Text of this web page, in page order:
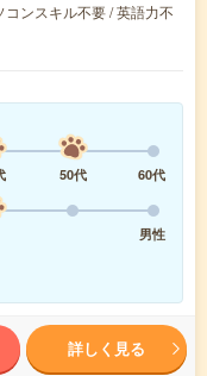
ンスキル不要 / 英語力不
50代
60代
男性
詳しく見る